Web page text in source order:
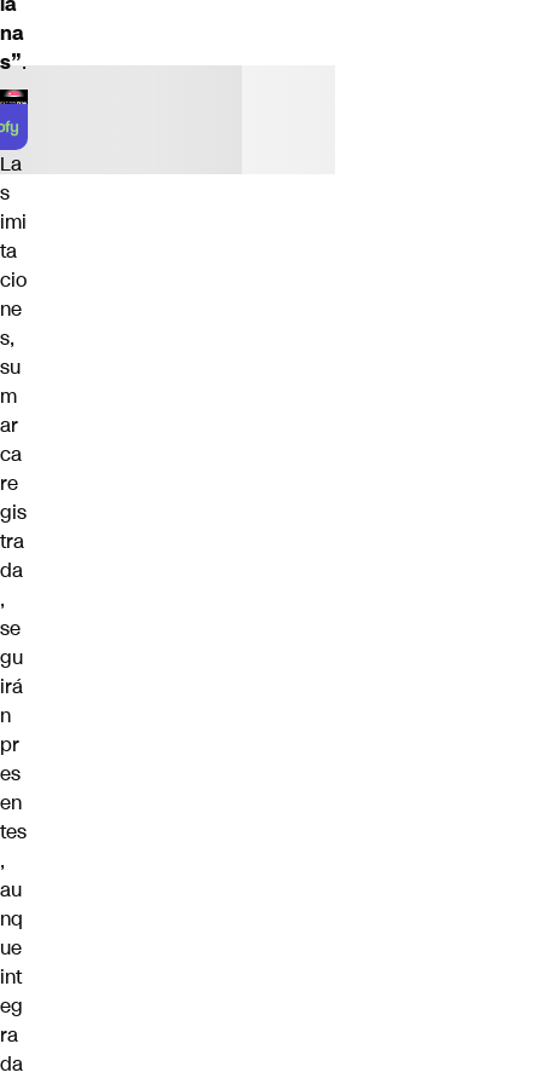
na
s”.
La
s
imi
ta
cio
ne
s,
su
m
ar
ca
re
gis
tra
da
,
se
gu
irá
n
pr
es
en
tes
,
au
nq
ue
int
eg
ra
da